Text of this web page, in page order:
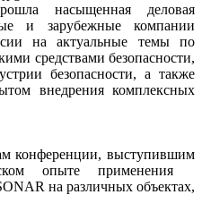
насыщенная деловая
и зарубежные компании
на актуальные темы по
средствами безопасности,
безопасности, а также
внедрения комплексных
конференции, выступившим
опыте применения
на различных объектах,